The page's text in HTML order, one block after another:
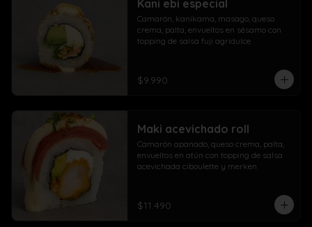
Kani ebi especial
Camarón, kanikama, masago, queso
crema, palta, envueltos en sésamo con
topping de salsa fuji agridulce
$9.990
Maki acevichado roll
Camarón apanado, queso crema, palta,
envueltos en atún con topping de salsa
acevichada ciboulette y merken
$11.490